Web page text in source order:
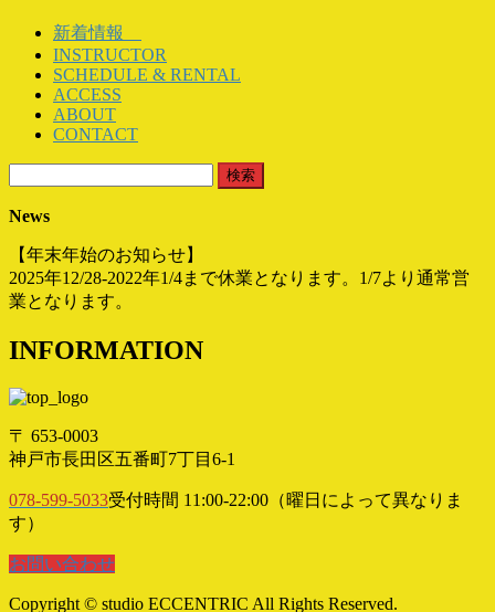
新着情報
INSTRUCTOR
SCHEDULE & RENTAL
ACCESS
ABOUT
CONTACT
News
【年末年始のお知らせ】
2025年12/28-2022年1/4まで休業となります。1/7より通常営
業となります。
INFORMATION
〒 653-0003
神戸市長田区五番町7丁目6-1
078-599-5033受付時間 11:00-22:00（曜日によって異なりま
す）
お問い合わせ
Copyright © studio ECCENTRIC All Rights Reserved.